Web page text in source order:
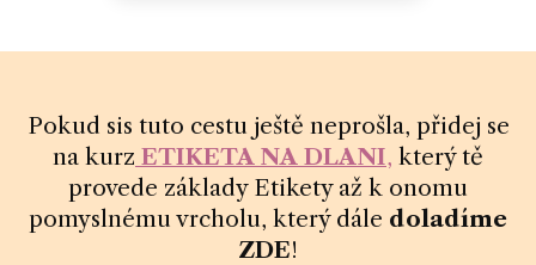
Pokud sis tuto cestu ještě neprošla, přidej se
na kurz ETIKETA NA DLANI, který tě
provede základy Etikety až k onomu
pomyslnému vrcholu, který dále doladíme
ZDE!